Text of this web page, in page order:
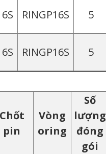
RINGP16S 5
RINGP16S 5
Chốt
pin
Vòng
oring
Số
lượng
đóng
gói